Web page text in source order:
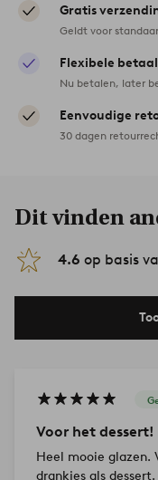
Gratis
Geldt voor
Flexibele
Nu betalen, later
Eenvoudige
30 dagen
Dit vinden
4.6 op basis
Voor het dessert!
Heel mooie glazen.
drankjes als